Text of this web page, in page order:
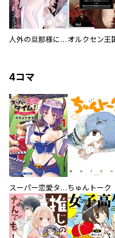
人外の旦那様に娶られ毎晩ナカまで愛される…。アンソロジー
4コマ
スーパー恋愛タイム！～現場でドＳな彼女は自宅でデレる～ ちゅんトーク